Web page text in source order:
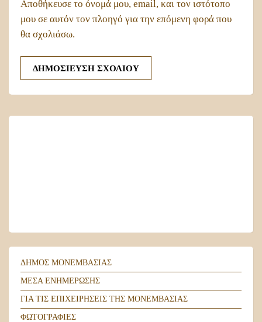
Αποθήκευσε το όνομά μου, email, και τον ιστότοπο
μου σε αυτόν τον πλοηγό για την επόμενη φορά που
θα σχολιάσω.
ΔΗΜΟΣ ΜΟΝΕΜΒΑΣΙΑΣ
ΜΕΣΑ ΕΝΗΜΕΡΩΣΗΣ
ΓΙΑ ΤΙΣ ΕΠΙΧΕΙΡΗΣΕΙΣ ΤΗΣ ΜΟΝΕΜΒΑΣΙΑΣ
ΦΩΤΟΓΡΑΦΙΕΣ